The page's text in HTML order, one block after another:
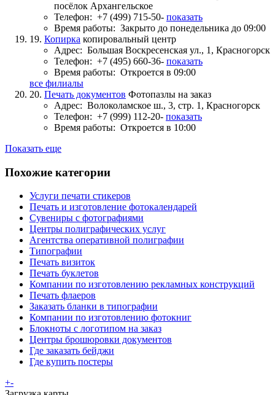
посёлок Архангельское
Телефон: +7 (499) 715-50- показать
Время работы: Закрыто до понедельника до 09:00
19. Копирка копировальный центр
Адрес: Большая Воскресенская ул., 1, Красногорск
Телефон: +7 (495) 660-36- показать
Время работы: Откроется в 09:00
все филиалы
20. Печать документов Фотопазлы на заказ
Адрес: Волоколамское ш., 3, стр. 1, Красногорск
Телефон: +7 (999) 112-20- показать
Время работы: Откроется в 10:00
Показать еще
Похожие категории
Услуги печати стикеров
Печать и изготовление фотокалендарей
Сувениры с фотографиями
Центры полиграфических услуг
Агентства оперативной полиграфии
Типографии
Печать визиток
Печать буклетов
Компании по изготовлению рекламных конструкций
Печать флаеров
Заказать бланки в типографии
Компании по изготовлению фотокниг
Блокноты с логотипом на заказ
Центры брошюровки документов
Где заказать бейджи
Где купить постеры
+-